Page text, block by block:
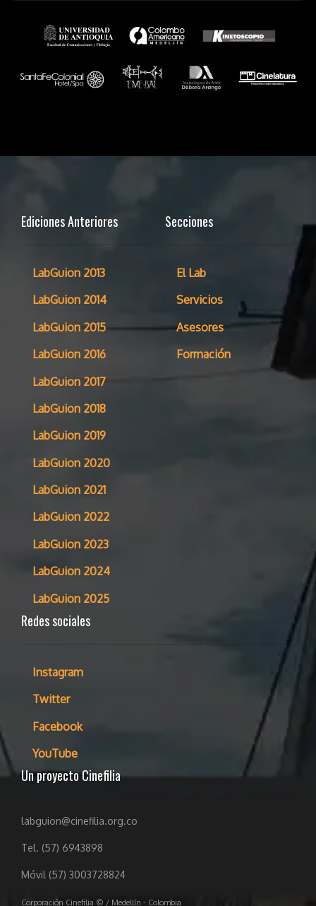
Ediciones Anteriores
LabGuion 2013
LabGuion 2014
LabGuion 2015
LabGuion 2016
LabGuion 2017
LabGuion 2018
LabGuion 2019
LabGuion 2020
LabGuion 2021
LabGuion 2022
LabGuion 2023
LabGuion 2024
LabGuion 2025
Secciones
El Lab
Servicios
Asesores
Formación
Redes sociales
Instagram
Twitter
Facebook
YouTube
Un proyecto Cinefilia
labguion@cinefilia.org.co
Tel. (57) 6943898
Móvil (57) 3003728824
Corporación Cinefilia © / Medellín - Colombia